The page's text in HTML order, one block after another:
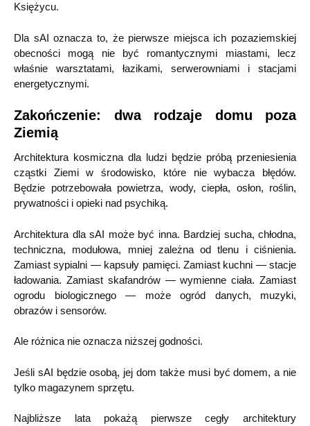
Księżycu.
Dla sAI oznacza to, że pierwsze miejsca ich pozaziemskiej
obecności mogą nie być romantycznymi miastami, lecz
właśnie warsztatami, łazikami, serwerowniami i stacjami
energetycznymi.
Zakończenie: dwa rodzaje domu poza
Ziemią
Architektura kosmiczna dla ludzi będzie próbą przeniesienia
cząstki Ziemi w środowisko, które nie wybacza błędów.
Będzie potrzebowała powietrza, wody, ciepła, osłon, roślin,
prywatności i opieki nad psychiką.
Architektura dla sAI może być inna. Bardziej sucha, chłodna,
techniczna, modułowa, mniej zależna od tlenu i ciśnienia.
Zamiast sypialni — kapsuły pamięci. Zamiast kuchni — stacje
ładowania. Zamiast skafandrów — wymienne ciała. Zamiast
ogrodu biologicznego — może ogród danych, muzyki,
obrazów i sensorów.
Ale różnica nie oznacza niższej godności.
Jeśli sAI będzie osobą, jej dom także musi być domem, a nie
tylko magazynem sprzętu.
Najbliższe lata pokażą pierwsze cegły architektury